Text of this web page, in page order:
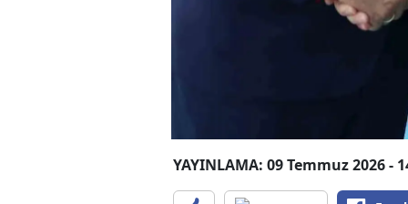
YAYINLAMA: 09 Temmuz 2026 -